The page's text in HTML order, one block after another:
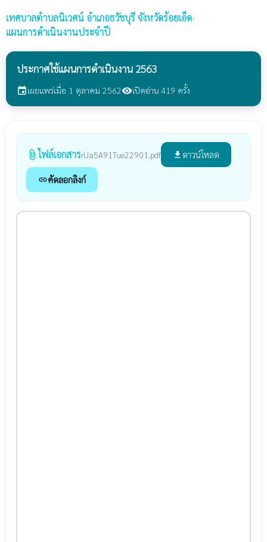
เทศบาลตำบลนิเวศน์ อำเภอธวัชบุรี จังหวัดร้อยเอ็ด›
แผนการดำเนินงานประจำปี
ประกาศใช้แผนการดำเนินงาน 2563
eventเผยแพร่เมื่อ 1 ตุลาคม 2562visibilityเปิดอ่าน 419 ครั้ง
attach_file ไฟล์เอกสารrUa5A91Tue22901.pdf file_download ดาวน์โหลด
linkคัดลอกลิงก์